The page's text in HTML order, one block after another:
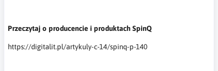
Przeczytaj o producencie i produktach SpinQ
https://digitalit.pl/artykuly-c-14/spinq-p-140